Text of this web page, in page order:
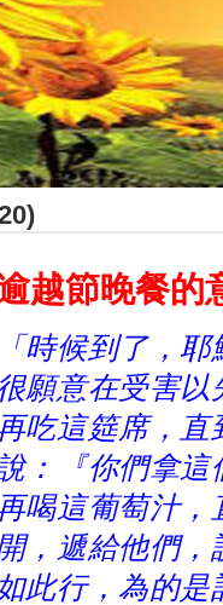
越節晚餐的
「時候到了，
願意在受害
吃這筵席，直
：
『你們拿這
喝這葡萄汁，
，遞給他們，
如此行，為的是